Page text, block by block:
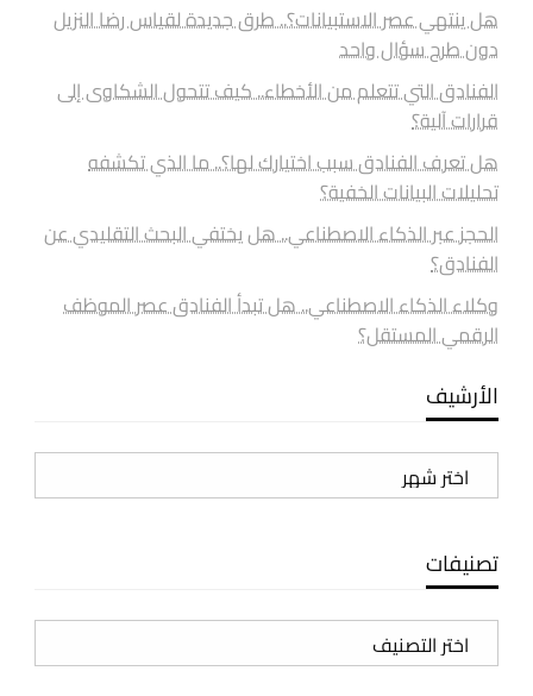
هل ينتهي عصر الاستبيانات؟.. طرق جديدة لقياس رضا النزيل
دون طرح سؤال واحد
الفنادق التي تتعلم من الأخطاء.. كيف تتحول الشكاوى إلى
قرارات آلية؟
هل تعرف الفنادق سبب اختيارك لها؟.. ما الذي تكشفه
تحليلات البيانات الخفية؟
الحجز عبر الذكاء الاصطناعي.. هل يختفي البحث التقليدي عن
الفنادق؟
وكلاء الذكاء الاصطناعي.. هل تبدأ الفنادق عصر الموظف
الرقمي المستقل؟
الأرشيف
الأرشيف
تصنيفات
تصنيفات